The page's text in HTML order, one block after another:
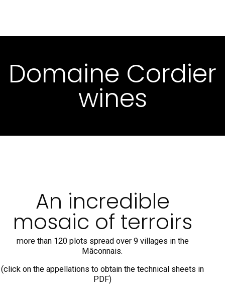
Domaine Cordier
wines
An incredible
mosaic of terroirs
more than 120 plots spread over 9 villages in the
Mâconnais.
(click on the appellations to obtain the technical sheets in
PDF)